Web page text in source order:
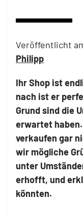
Veröffentlicht
Philipp
Ihr Shop ist
nach ist er
Grund sind die
erwartet
verkaufen gar
wir mögliche
unter
erhofft, und
könnten.